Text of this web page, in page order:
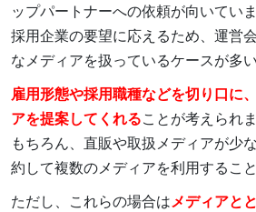
ップパートナーへの依頼が向いていま
採用企業の要望に応えるため、運営
なメディアを扱っているケースが多い
雇用形態や採用職種などを切り口に
アを提案してくれることが考えられま
もちろん、直販や取扱メディアが少
約して複数のメディアを利用すること
ただし、これらの場合はメディアと